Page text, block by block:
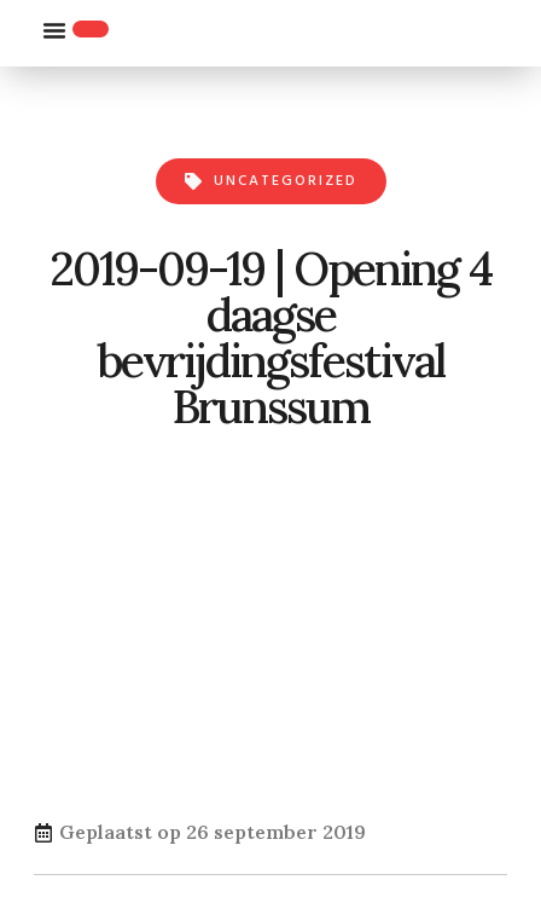
UNCATEGORIZED
2019-09-19 | Opening 4
daagse
bevrijdingsfestival
Brunssum
Geplaatst op 26 september 2019